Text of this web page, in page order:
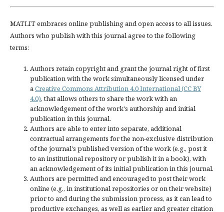
MATLIT embraces online publishing and open access to all issues.
Authors who publish with this journal agree to the following
terms:
Authors retain copyright and grant the journal right of first
publication with the work simultaneously licensed under
aCreative Commons Attribution 4.0 International (CC BY
4.0), that allows others to share the work with an
acknowledgement of the work's authorship and initial
publication in this journal.
Authors are able to enter into separate, additional
contractual arrangements for the non-exclusive distribution
of the journal's published version of the work (e.g., post it
to an institutional repository or publish it in a book), with
an acknowledgement of its initial publication in this journal.
Authors are permitted and encouraged to post their work
online (e.g., in institutional repositories or on their website)
prior to and during the submission process, as it can lead to
productive exchanges, as well as earlier and greater citation